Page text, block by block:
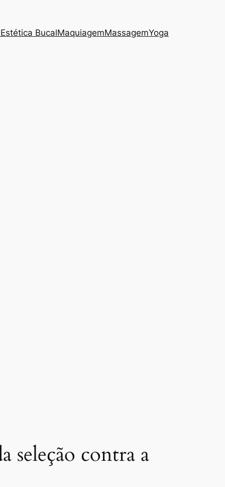
Estética BucalMaquiagemMassagemYoga
seleção contra a